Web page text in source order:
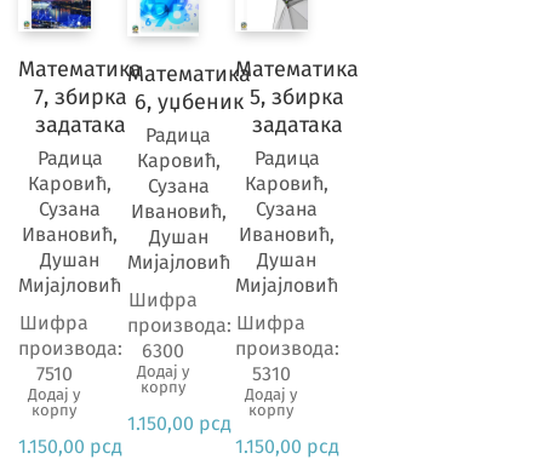
Математика
7, збирка
задатака
Радица
Каровић,
Сузана
Ивановић,
Душан
Мијајловић
Шифра
производа:
7510
Додај у
корпу
1.150,00 рсд
Математика
6, уџбеник
Радица
Каровић,
Сузана
Ивановић,
Душан
Мијајловић
Шифра
производа:
6300
Додај у
корпу
1.150,00 рсд
Математика
5, збирка
задатака
Радица
Каровић,
Сузана
Ивановић,
Душан
Мијајловић
Шифра
производа:
5310
Додај у
корпу
1.150,00 рсд